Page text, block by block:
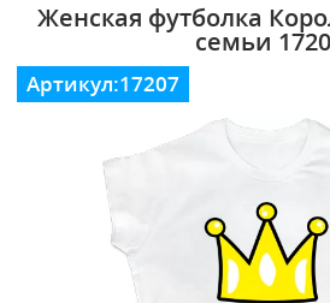
Женская футболка
семьи
Артикул:17207